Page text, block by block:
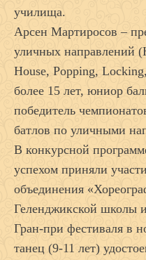
училища.
Арсен Мартиросов –
уличных направлений
House, Popping,
более 15 лет, юниор
победитель
батлов по уличными
В конкурсной
успехом приняли
объединения
Геленджикской школы
Гран-при фестиваля в
танец (9-11 лет)